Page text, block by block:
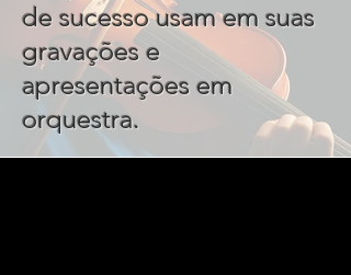
de sucesso usam em suas
gravações e
apresentações em
orquestra.